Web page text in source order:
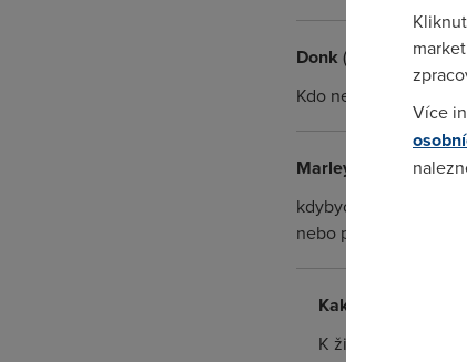
Donk (31.3.2009
Kdo nekrade, okrádá
Marley
(31.3.2009
kdybych měl do
nebo prázdný pc a
Kakar
K životu
Více